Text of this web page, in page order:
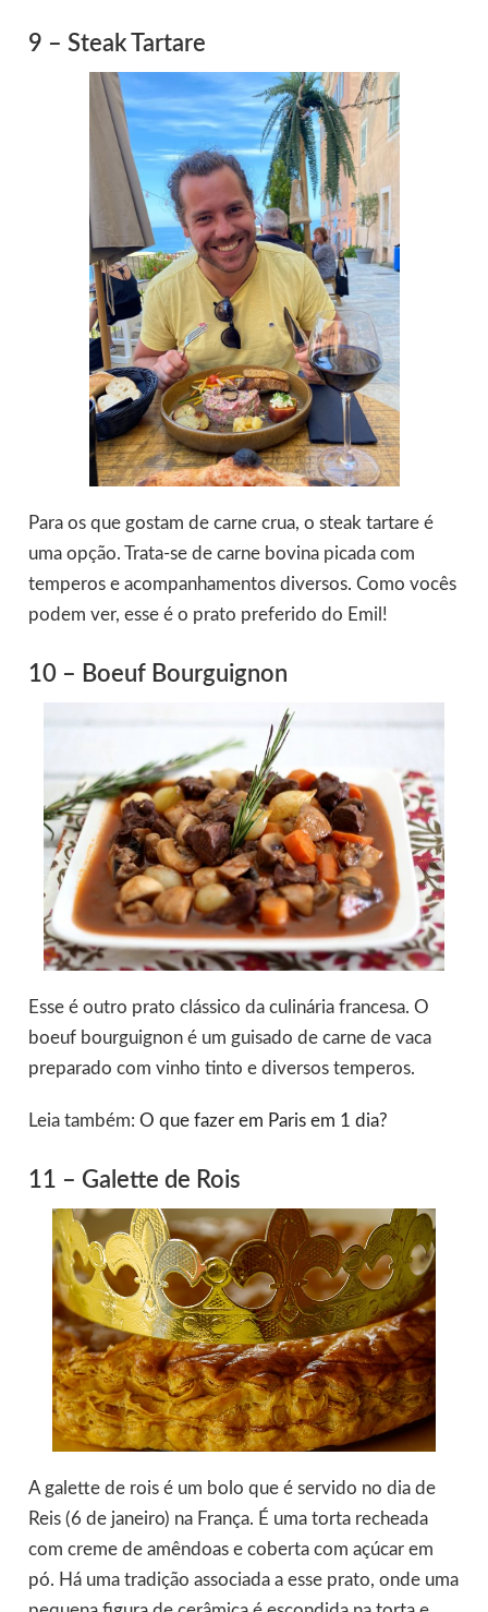
9 – Steak Tartare
Para os que gostam de carne crua, o steak tartare é
uma opção. Trata-se de carne bovina picada com
temperos e acompanhamentos diversos. Como vocês
podem ver, esse é o prato preferido do Emil!
10 – Boeuf Bourguignon
Esse é outro prato clássico da culinária francesa. O
boeuf bourguignon é um guisado de carne de vaca
preparado com vinho tinto e diversos temperos.
Leia também: O que fazer em Paris em 1 dia?
11 – Galette de Rois
A galette de rois é um bolo que é servido no dia de
Reis (6 de janeiro) na França. É uma torta recheada
com creme de amêndoas e coberta com açúcar em
pó. Há uma tradição associada a esse prato, onde uma